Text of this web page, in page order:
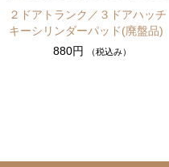
２ドアトランク／３ドアハッチ
キーシリンダーパッド(廃盤品)
880円
（税込み）